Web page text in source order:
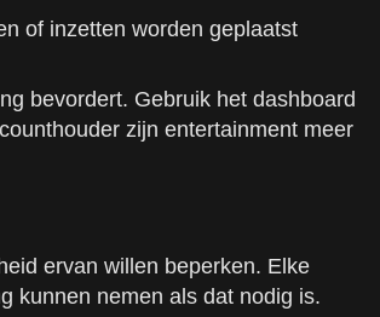
of inzetten worden geplaatst
bevordert. Gebruik het dashboard
zijn entertainment meer
ervan willen beperken. Elke
kunnen nemen als dat nodig is.